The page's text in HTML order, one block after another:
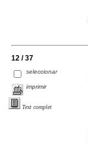
12 / 37
seleccionar
imprimir
Text complet